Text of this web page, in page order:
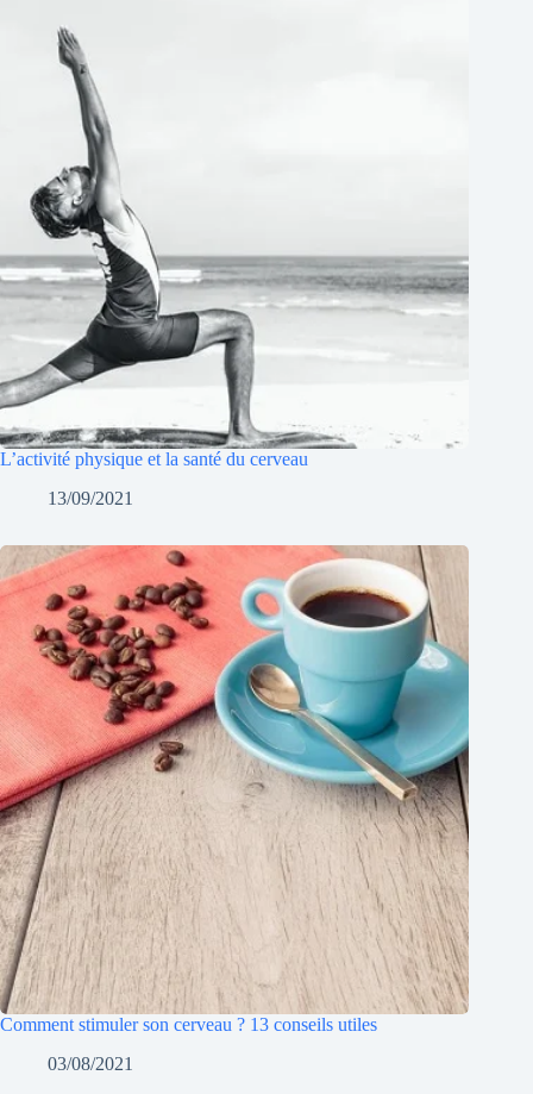
L’activité physique et la santé du cerveau
13/09/2021
Comment stimuler son cerveau ? 13 conseils utiles
03/08/2021